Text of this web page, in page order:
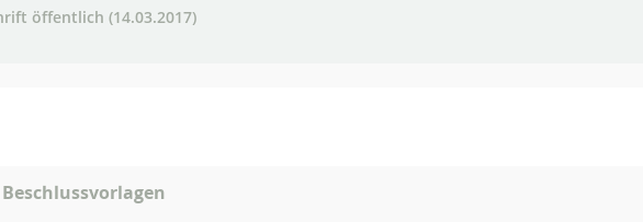
öffentlich (14.03.2017)